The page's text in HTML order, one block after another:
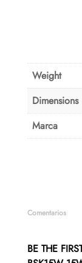
Weight
Dimensions
Marca
Comentarios
BE THE